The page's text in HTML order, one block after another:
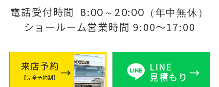
電話受付時間 8:00～20:00（年中無休）
ショールーム営業時間 9:00～17:00
来店予約
【完全予約制】
LINE
見積もり